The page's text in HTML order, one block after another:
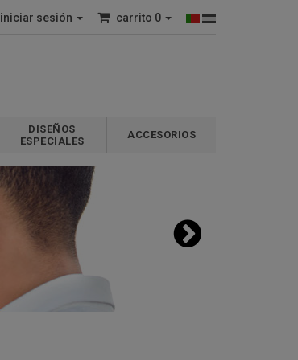
iniciar sesión carrito 0
DISEÑOS
ESPECIALES
ACCESORIOS